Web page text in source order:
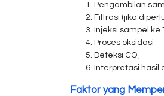
Pengambilan
Filtrasi (jika
Injeksi sampel ke
Proses oksidasi
Deteksi CO₂
Interpretasi hasil
Faktor yang